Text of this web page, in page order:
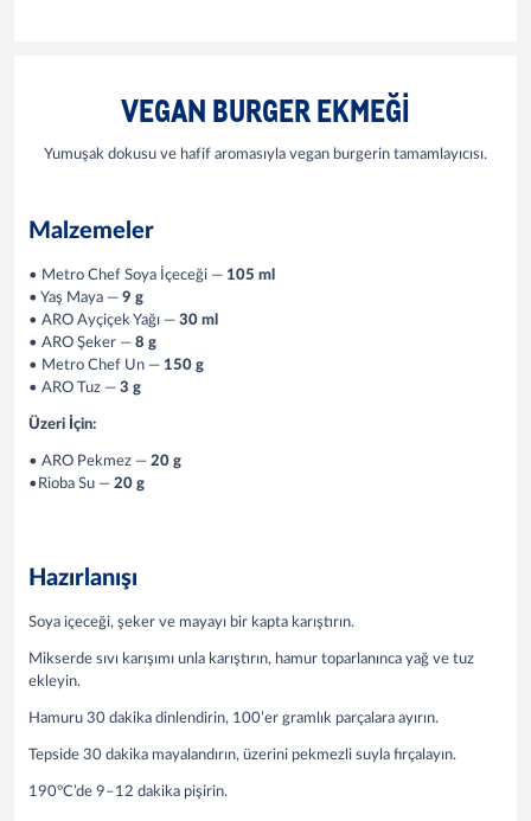
VEGAN BURGER EKMEĞI
Yumuşak dokusu ve hafif aromasıyla vegan burgerin tamamlayıcısı.
Malzemeler
• Metro Chef Soya İçeceği — 105 ml
• Yaş Maya — 9 g
• ARO Ayçiçek Yağı — 30 ml
• ARO Şeker — 8 g
• Metro Chef Un — 150 g
• ARO Tuz — 3 g
Üzeri İçin:
• ARO Pekmez — 20 g
•Rioba Su — 20 g
Hazırlanışı
Soya içeceği, şeker ve mayayı bir kapta karıştırın.
Mikserde sıvı karışımı unla karıştırın, hamur toparlanınca yağ ve tuz
ekleyin.
Hamuru 30 dakika dinlendirin, 100’er gramlık parçalara ayırın.
Tepside 30 dakika mayalandırın, üzerini pekmezli suyla fırçalayın.
190°C’de 9–12 dakika pişirin.